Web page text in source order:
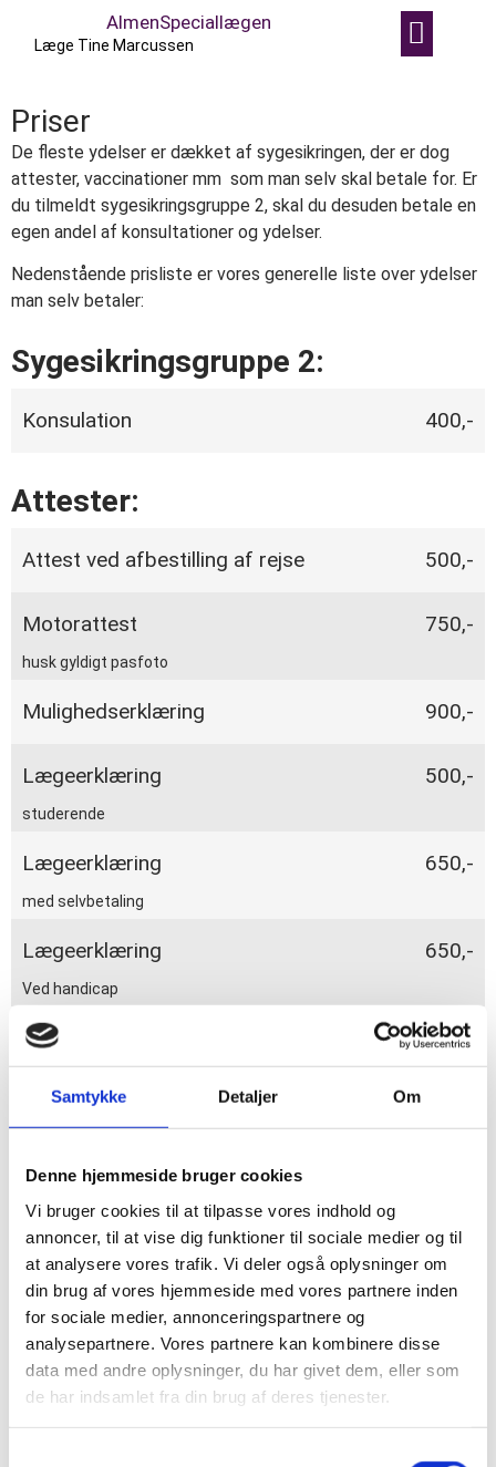
Samtykke Detaljer Om
Denne hjemmeside bruger cookies
Vi bruger cookies til at tilpasse vores indhold og
annoncer, til at vise dig funktioner til sociale medier og til
at analysere vores trafik. Vi deler også oplysninger om
din brug af vores hjemmeside med vores partnere inden
for sociale medier, annonceringspartnere og
analysepartnere. Vores partnere kan kombinere disse
data med andre oplysninger, du har givet dem, eller som
de har indsamlet fra din brug af deres tjenester.
AlmenSpeciallægen
Læge Tine Marcussen
Priser
De fleste ydelser er dækket af sygesikringen, der er dog
attester, vaccinationer mm som man selv skal betale for. Er
du tilmeldt sygesikringsgruppe 2, skal du desuden betale en
egen andel af konsultationer og ydelser.
Nedenstående prisliste er vores generelle liste over ydelser
man selv betaler:
Sygesikringsgruppe 2:
Konsulation 400,-
Attester:
Attest ved afbestilling af rejse 500,-
Motorattest 750,-
husk gyldigt pasfoto
Mulighedserklæring 900,-
Lægeerklæring 500,-
studerende
Lægeerklæring 650,-
med selvbetaling
Lægeerklæring 650,-
Ved handicap
Lægeerklæring 850,-
betalt af arbejdsgiver
til ansøgning om statsborgerskab
Pillepas 350,-
Ansøgning om enkelttilskud til medicin 250,-
Lægeerklæring til SU handicaptillæg: